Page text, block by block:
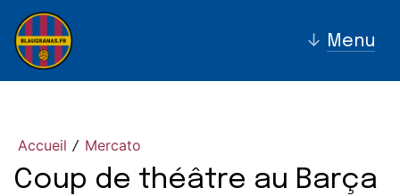
↓ Menu
Accueil / Mercato
Coup de théâtre au Barça